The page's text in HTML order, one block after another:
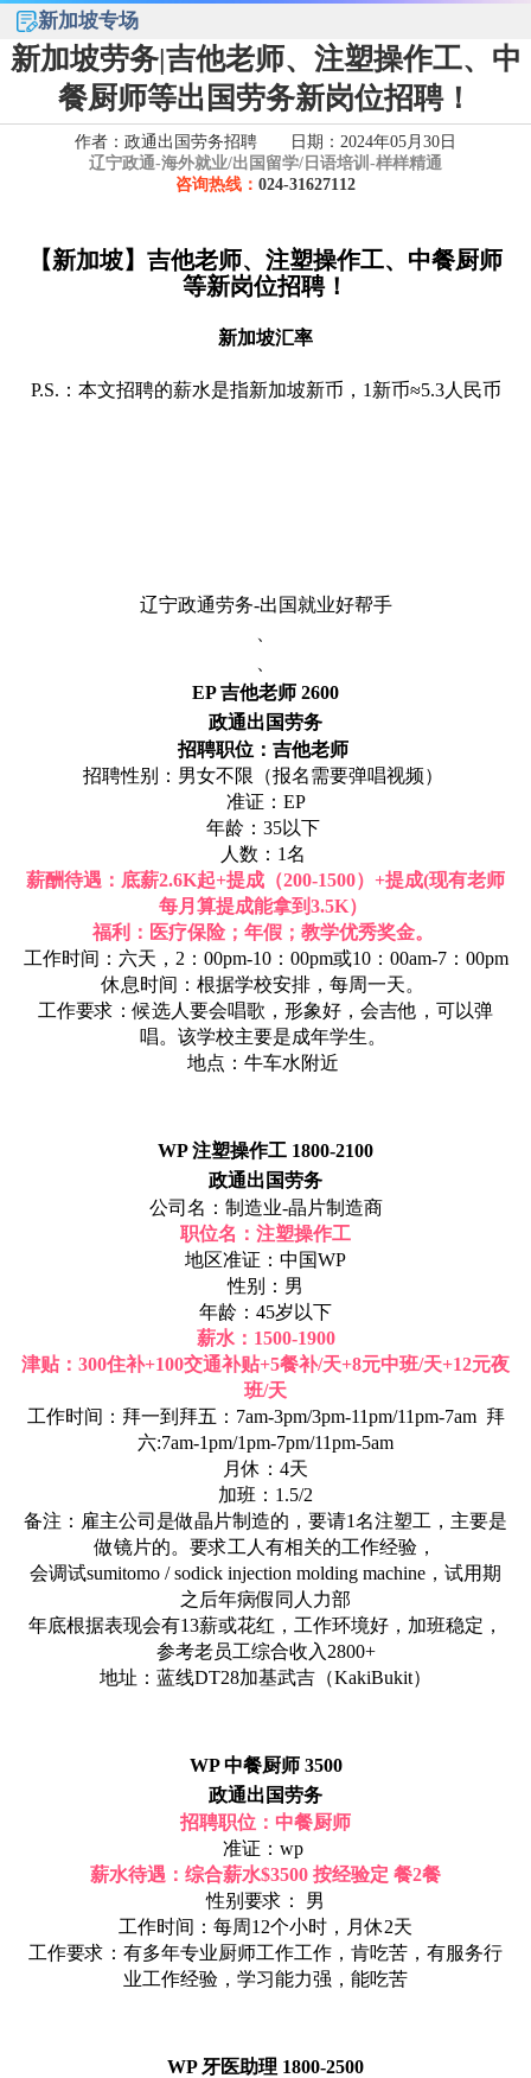
新加坡专场
新加坡劳务|吉他老师、注塑操作工、中
餐厨师等出国劳务新岗位招聘！
作者：政通出国劳务招聘 日期：2024年05月30日
辽宁政通-海外就业/出国留学/日语培训-样样精通
咨询热线： 024-31627112
【新加坡】吉他老师、注塑操作工、中餐厨师
等新岗位招聘！
新加坡汇率
P.S.：本文招聘的薪水是指新加坡新币，1新币≈5.3人民币
辽宁政通劳务-出国就业好帮手
EP 吉他老师 2600
政通出国劳务
招聘职位：吉他老师
招聘性别：男女不限（报名需要弹唱视频）
准证：EP
年龄：35以下
人数：1名
薪酬待遇：底薪2.6K起+提成（200-1500）+提成(现有老师
每月算提成能拿到3.5K）
福利：医疗保险；年假；教学优秀奖金。
工作时间：六天，2：00pm-10：00pm或10：00am-7：00pm
休息时间：根据学校安排，每周一天。
工作要求：候选人要会唱歌，形象好，会吉他，可以弹
唱。该学校主要是成年学生。
地点：牛车水附近
WP 注塑操作工 1800-2100
政通出国劳务
公司名：制造业-晶片制造商
职位名：注塑操作工
地区准证：中国WP
性别：男
年龄：45岁以下
薪水：1500-1900
津贴：300住补+100交通补贴+5餐补/天+8元中班/天+12元夜
班/天
工作时间：拜一到拜五：7am-3pm/3pm-11pm/11pm-7am 拜
六:7am-1pm/1pm-7pm/11pm-5am
月休：4天
加班：1.5/2
备注：雇主公司是做晶片制造的，要请1名注塑工，主要是
做镜片的。要求工人有相关的工作经验，
会调试sumitomo / sodick injection molding machine，试用期
之后年病假同人力部
年底根据表现会有13薪或花红，工作环境好，加班稳定，
参考老员工综合收入2800+
地址：蓝线DT28加基武吉（KakiBukit）
WP 中餐厨师 3500
政通出国劳务
招聘职位：中餐厨师
准证：wp
薪水待遇：综合薪水$3500 按经验定 餐2餐
性别要求： 男
工作时间：每周12个小时，月休2天
工作要求：有多年专业厨师工作工作，肯吃苦，有服务行
业工作经验，学习能力强，能吃苦
WP 牙医助理 1800-2500